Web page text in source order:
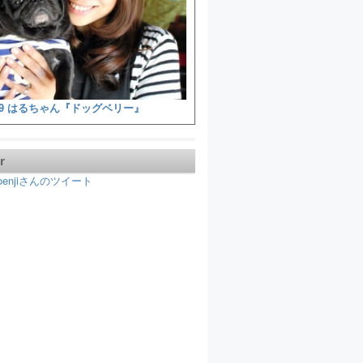
はるちゃん『ドッグベリー』
さんのツイート